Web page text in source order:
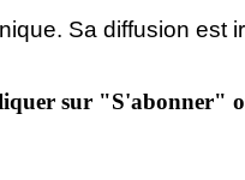
Sa diffusion est
sur "S'abonner"